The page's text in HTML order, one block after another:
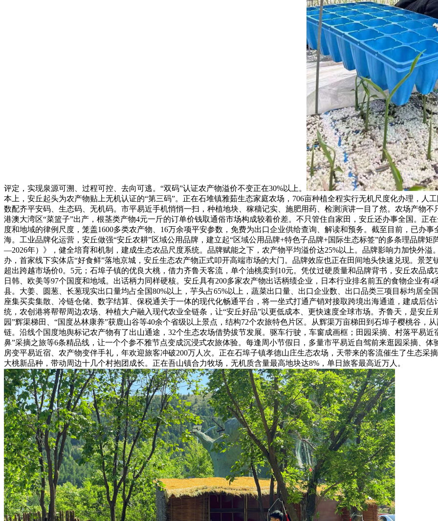
评定，实现泉源可溯、过程可控、去向可逃。“双码”认证农产物溢价不变正在30%以上。
本上，安丘起头为农产物贴上无机认证的“第三码”。正在石堆镇雅茹生态家庭农场，706亩种植全程实行无机尺度化办理，人
数配齐平安码、生态码、无机码。市平易近手机悄悄一扫，种植地块、稼穑记实、施肥用药、检测演讲一目了然。农场产物
港澳大湾区“菜篮子”出产，根茎类产物4元一斤的订单价钱取通俗市场构成较着价差。不只管住自家田，安丘还办事全国。正
度和地域的律例尺度，笼盖1600多类农产物、16万余项平安参数，免费为出口企业供给查询、解读和预务。截至目前，已办
海。工业品牌化运营，安丘做强“安丘农耕”区域公用品牌，建立起“区域公用品牌+特色子品牌+国际生态标签”的多条理品牌
—2026年）》，健全培育和机制，建成生态农品尺度系统。品牌赋能之下，农产物平均溢价达25%以上。品牌影响力加快外溢
办，首家线下实体店“好食鲜”落地京城，安丘生态农产物正式叩开高端市场的大门。品牌效应也正在田间地头快速兑现。景
超出跨越市场价0。5元；石埠子镇的优良大桃，借力齐鲁天客流，单个油桃卖到10元。凭仗过硬质量和品牌背书，安丘农品
日韩、欧美等97个国度和地域。出话柄力同样硬核。安丘具有200多家农产物出话柄绩企业，日本行业排名前五的食物企业有
县。大姜、圆葱、长葱现实出口量均占全国80%以上，芋头占65%以上，蔬菜出口量、出口企业数、出口品类三项目标均居
座集买卖集散、冷链仓储、数字结算、保税通关于一体的现代化畅通平台，将一坐式打通产销对接取跨境出海通道，建成后
统，农创港将帮帮周边农场、种植大户融入现代农业全链条，让“安丘好品”以更低成本、更快速度全球市场。齐鲁天，是安
园”辉渠梯田、“国度丛林康养”获鹿山谷等40余个省级以上景点，结构72个农旅特色片区。从辉渠万亩梯田到石埠子樱桃谷，
链。沿线个国度地舆标记农产物有了出山通途，32个生态农场借势拔节发展。驱车行驶，车窗成画框；田园采摘、村落平易
鼻”采摘之旅等6条精品线，让一个个参不雅节点变成沉浸式农旅体验。每逢周小节假日，多量市平易近自驾前来逛园采摘、
房变平易近宿、农产物变伴手礼，年欢迎旅客冲破200万人次。正在石埠子镇孝德山庄生态农场，天带来的客流催生了生态采
大桃新品种，带动周边十几个村抱团成长。正在吾山镇合力牧场，无机质含量最高地块达8%，单日旅客最高近万人。